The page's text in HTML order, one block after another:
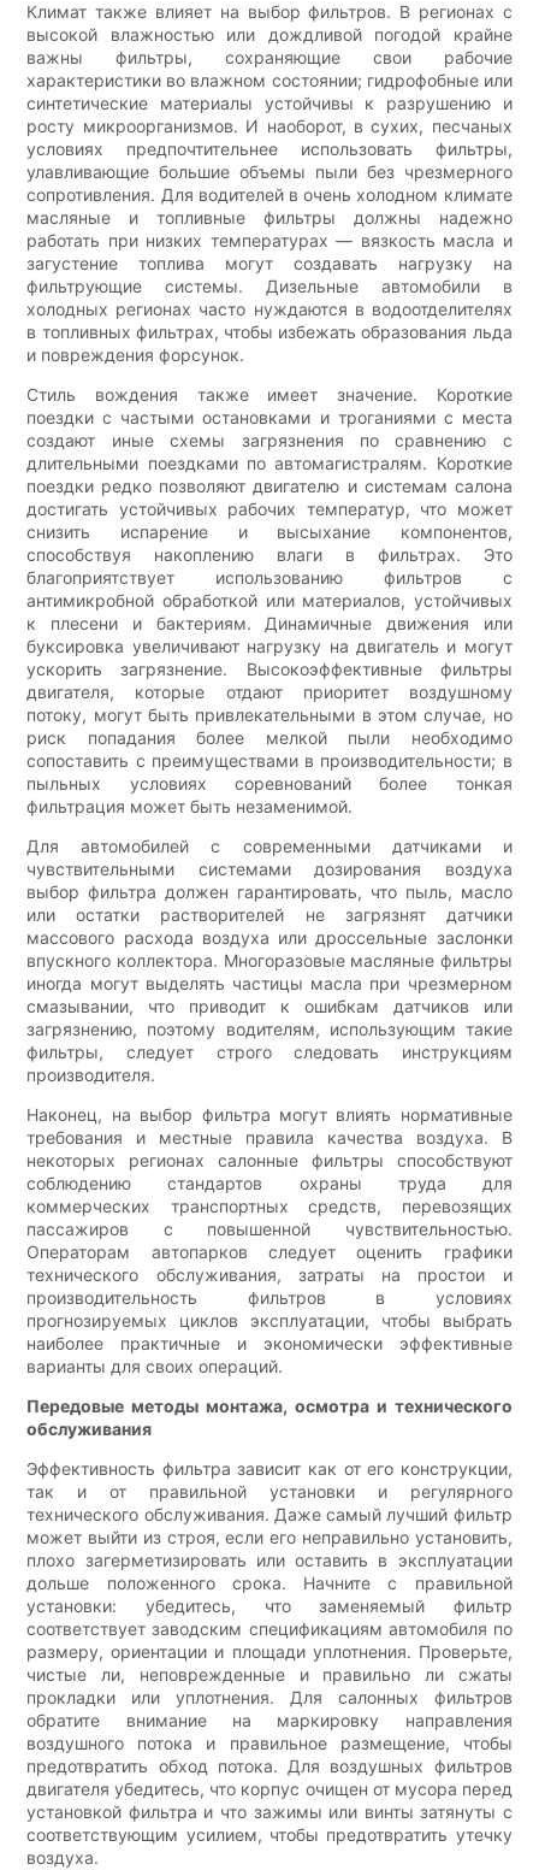
Климат также влияет на выбор фильтров. В регионах с
высокой влажностью или дождливой погодой крайне
важны фильтры, сохраняющие свои рабочие
характеристики во влажном состоянии; гидрофобные или
синтетические материалы устойчивы к разрушению и
росту микроорганизмов. И наоборот, в сухих, песчаных
условиях предпочтительнее использовать фильтры,
улавливающие большие объемы пыли без чрезмерного
сопротивления. Для водителей в очень холодном климате
масляные и топливные фильтры должны надежно
работать при низких температурах — вязкость масла и
загустение топлива могут создавать нагрузку на
фильтрующие системы. Дизельные автомобили в
холодных регионах часто нуждаются в водоотделителях
в топливных фильтрах, чтобы избежать образования льда
и повреждения форсунок.
Стиль вождения также имеет значение. Короткие
поездки с частыми остановками и троганиями с места
создают иные схемы загрязнения по сравнению с
длительными поездками по автомагистралям. Короткие
поездки редко позволяют двигателю и системам салона
достигать устойчивых рабочих температур, что может
снизить испарение и высыхание компонентов,
способствуя накоплению влаги в фильтрах. Это
благоприятствует использованию фильтров с
антимикробной обработкой или материалов, устойчивых
к плесени и бактериям. Динамичные движения или
буксировка увеличивают нагрузку на двигатель и могут
ускорить загрязнение. Высокоэффективные фильтры
двигателя, которые отдают приоритет воздушному
потоку, могут быть привлекательными в этом случае, но
риск попадания более мелкой пыли необходимо
сопоставить с преимуществами в производительности; в
пыльных условиях соревнований более тонкая
фильтрация может быть незаменимой.
Для автомобилей с современными датчиками и
чувствительными системами дозирования воздуха
выбор фильтра должен гарантировать, что пыль, масло
или остатки растворителей не загрязнят датчики
массового расхода воздуха или дроссельные заслонки
впускного коллектора. Многоразовые масляные фильтры
иногда могут выделять частицы масла при чрезмерном
смазывании, что приводит к ошибкам датчиков или
загрязнению, поэтому водителям, использующим такие
фильтры, следует строго следовать инструкциям
производителя.
Наконец, на выбор фильтра могут влиять нормативные
требования и местные правила качества воздуха. В
некоторых регионах салонные фильтры способствуют
соблюдению стандартов охраны труда для
коммерческих транспортных средств, перевозящих
пассажиров с повышенной чувствительностью.
Операторам автопарков следует оценить графики
технического обслуживания, затраты на простои и
производительность фильтров в условиях
прогнозируемых циклов эксплуатации, чтобы выбрать
наиболее практичные и экономически эффективные
варианты для своих операций.
Передовые методы монтажа, осмотра и технического
обслуживания
Эффективность фильтра зависит как от его конструкции,
так и от правильной установки и регулярного
технического обслуживания. Даже самый лучший фильтр
может выйти из строя, если его неправильно установить,
плохо загерметизировать или оставить в эксплуатации
дольше положенного срока. Начните с правильной
установки: убедитесь, что заменяемый фильтр
соответствует заводским спецификациям автомобиля по
размеру, ориентации и площади уплотнения. Проверьте,
чистые ли, неповрежденные и правильно ли сжаты
прокладки или уплотнения. Для салонных фильтров
обратите внимание на маркировку направления
воздушного потока и правильное размещение, чтобы
предотвратить обход потока. Для воздушных фильтров
двигателя убедитесь, что корпус очищен от мусора перед
установкой фильтра и что зажимы или винты затянуты с
соответствующим усилием, чтобы предотвратить утечку
воздуха.